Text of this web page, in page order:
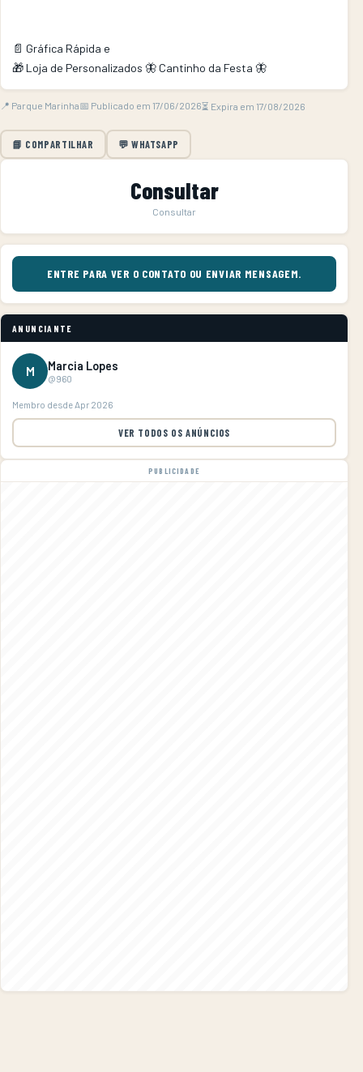
📄 Gráfica Rápida e
🎁 Loja de Personalizados 🦋 Cantinho da Festa 🦋
📍 Parque Marinha📅 Publicado em 17/06/2026⏳ Expira em 17/08/2026
📘 COMPARTILHAR 💬 WHATSAPP
Consultar
Consultar
ENTRE PARA VER O CONTATO OU ENVIAR MENSAGEM.
ANUNCIANTE
M Marcia Lopes
@960
Membro desde Apr 2026
VER TODOS OS ANÚNCIOS
PUBLICIDADE